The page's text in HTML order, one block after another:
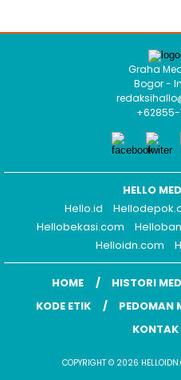
Graha
Bogor -
+62855-
HELLO
Hello.id
Hellobekasi.com
Helloidn.com
HOME HISTORI
KODE ETIK
PEDOMAN
COPYRIGHT © 2026